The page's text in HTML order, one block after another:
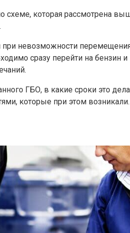
схеме, которая рассмотрена
невозможности
сразу перейти на бензин
ГБО, в какие сроки это
которые при этом возникали.